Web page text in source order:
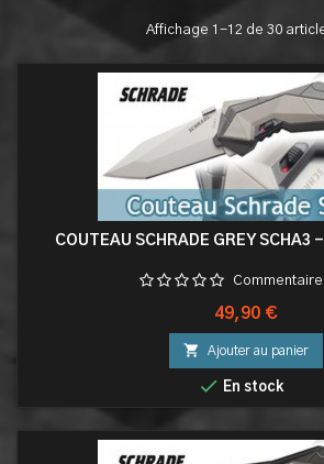
Affichage 1-12 de 30
COUTEAU SCHRADE GREY SCHA3
Prix
49,90 €
 Ajouter au panier
 En stock